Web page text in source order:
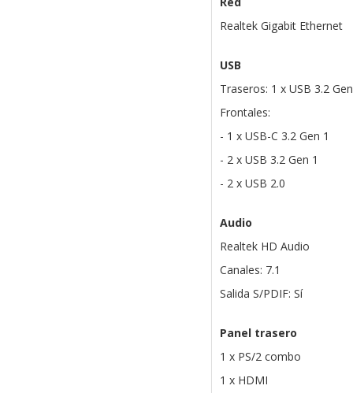
Realtek Gigabit Ethernet
USB
Traseros: 1 x USB 3.2
Frontales:
- 1 x USB-C 3.2 Gen 1
- 2 x USB 3.2 Gen 1
- 2 x USB 2.0
Audio
Realtek HD Audio
Canales: 7.1
Salida S/PDIF: Sí
Panel trasero
1 x PS/2 combo
1 x HDMI